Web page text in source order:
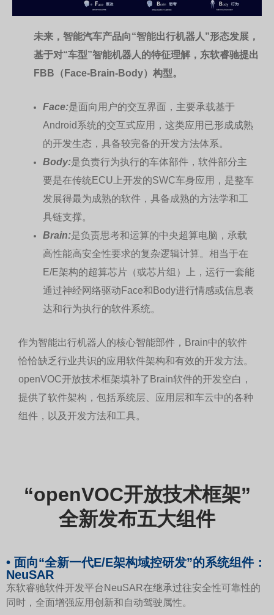
未来，智能汽车产品向“智能出行机器人”形态发展，
基于对“车型”智能机器人的特征理解，东软睿驰提出
FBB（Face-Brain-Body）构型。
Face:是面向用户的交互界面，主要承载基于
Android系统的交互式应用，这类应用已形成成熟
的开发生态，具备较完备的开发方法体系。
Body:是负责行为执行的车体部件，软件部分主
要是在传统ECU上开发的SWC车身应用，是整车
发展得最为成熟的软件，具备成熟的方法学和工
具链支撑。
Brain:是负责思考和运算的中央超算电脑，承载
高性能高安全性要求的复杂逻辑计算。相当于在
E/E架构的超算芯片（或芯片组）上，运行一套能
通过神经网络驱动Face和Body进行情感或信息表
达和行为执行的软件系统。
作为智能出行机器人的核心智能部件，Brain中的软件
恰恰缺乏行业共识的应用软件架构和有效的开发方法。
openVOC开放技术框架填补了Brain软件的开发空白，
提供了软件架构，包括系统层、应用层和车云中的各种
组件，以及开发方法和工具。
“openVOC开放技术框架”
全新发布五大组件
• 面向“全新一代E/E架构域控研发”的系统组件：
NeuSAR
东软睿驰软件开发平台NeuSAR在继承过往安全性可靠性的
同时，全面增强应用创新和自动驾驶属性。